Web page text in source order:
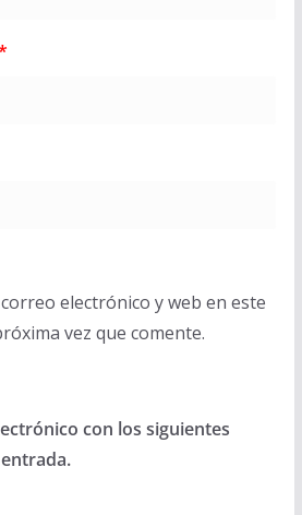
electrónico y web en este
vez que comente.
con los siguientes